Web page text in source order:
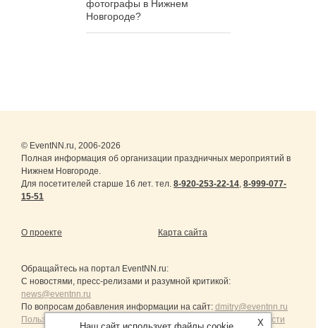
фотографы в Нижнем
Новгороде?
© EventNN.ru, 2006-2026
Полная информация об организации праздничных мероприятий в
Нижнем Новгороде.
Для посетителей старше 16 лет. тел. 8-920-253-22-14, 8-999-077-
15-51
О проекте Карта сайта
Обращайтесь на портал EventNN.ru:
С новостями, пресс-релизами и разумной критикой:
news@eventnn.ru
По вопросам добавления информации на сайт: dmitry@eventnn.ru
Пользовательское Соглашение и политика конфиденциальности
X